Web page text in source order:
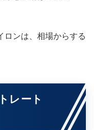
ロンは、相場からする
レート